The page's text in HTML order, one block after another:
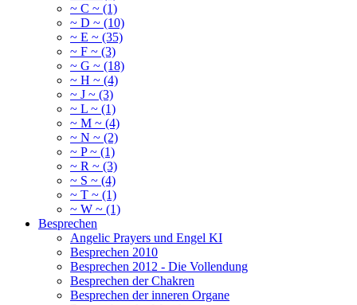
~ C ~ (1)
~ D ~ (10)
~ E ~ (35)
~ F ~ (3)
~ G ~ (18)
~ H ~ (4)
~ J ~ (3)
~ L ~ (1)
~ M ~ (4)
~ N ~ (2)
~ P ~ (1)
~ R ~ (3)
~ S ~ (4)
~ T ~ (1)
~ W ~ (1)
Besprechen
Angelic Prayers und Engel KI
Besprechen 2010
Besprechen 2012 - Die Vollendung
Besprechen der Chakren
Besprechen der inneren Organe